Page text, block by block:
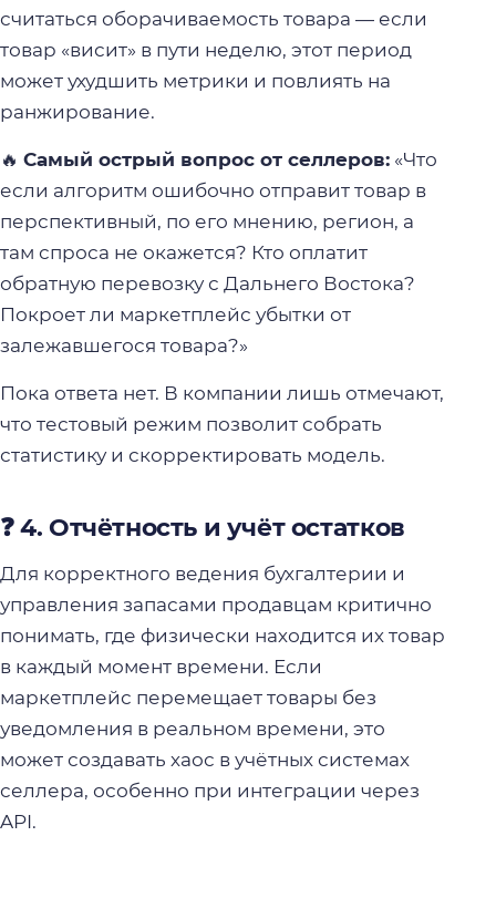
считаться оборачиваемость товара — если
товар «висит» в пути неделю, этот период
может ухудшить метрики и повлиять на
ранжирование.
🔥 Самый острый вопрос от селлеров: «Что
если алгоритм ошибочно отправит товар в
перспективный, по его мнению, регион, а
там спроса не окажется? Кто оплатит
обратную перевозку с Дальнего Востока?
Покроет ли маркетплейс убытки от
залежавшегося товара?»
Пока ответа нет. В компании лишь отмечают,
что тестовый режим позволит собрать
статистику и скорректировать модель.
❓ 4. Отчётность и учёт остатков
Для корректного ведения бухгалтерии и
управления запасами продавцам критично
понимать, где физически находится их товар
в каждый момент времени. Если
маркетплейс перемещает товары без
уведомления в реальном времени, это
может создавать хаос в учётных системах
селлера, особенно при интеграции через
API.